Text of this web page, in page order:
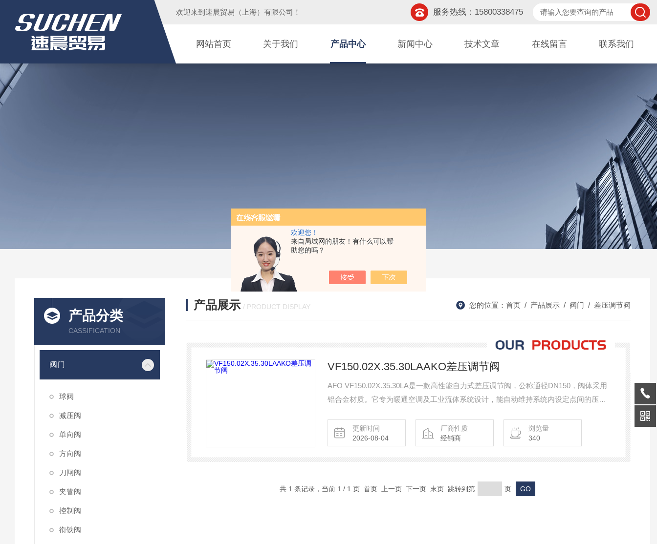
欢迎您！
来自局域网的朋友！有什么可以帮
助您的吗？
欢迎来到 速晨贸易（上海）有限公司 ！ 服务热线：15800338475
网站首页 关于我们 产品中心 新闻中心 技术文章 在线留言 联系我们
产品分类
CASSIFICATION
阀门
球阀
减压阀
单向阀
方向阀
刀闸阀
夹管阀
控制阀
衔铁阀
产品展示 / PRODUCT DISPLAY 您的位置： 首页 / 产品展示 / 阀门 / 差压调节阀
VF150.02X.35.30LAAKO差压调节阀
AFO VF150.02X.35.30LA是一款高性能自力式差压调节阀，公称通径DN150，阀体采用
铝合金材质。它专为暖通空调及工业流体系统设计，能自动维持系统内设定点间的压差
应范围广（-10°C至+80°C），无需外部能源，依靠系统介质自身压力驱动，响应迅速，
运行可靠。其核心功能是动态平衡系统压力波动
更新时间
2026-08-04
厂商性质
经销商
浏览量
340
共 1 条记录，当前 1 / 1 页 首页 上一页 下一页 末页 跳转到第 页